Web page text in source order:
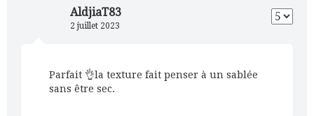
AldjiaT83
2 juillet 2023
Parfait 👌la texture fait penser à un sablée
sans être sec.